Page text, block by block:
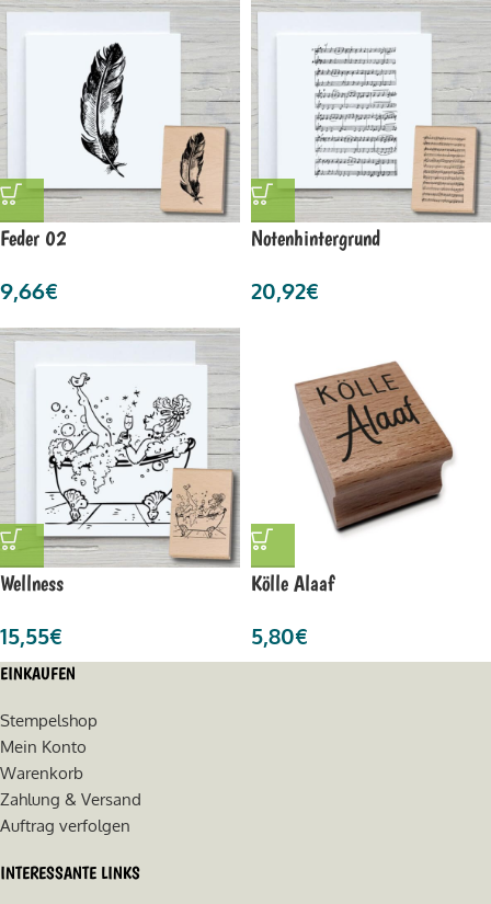
Feder 02
9,66€
Notenhintergrund
20,92€
Wellness
15,55€
Kölle Alaaf
5,80€
EINKAUFEN
Stempelshop
Mein Konto
Warenkorb
Zahlung & Versand
Auftrag verfolgen
INTERESSANTE LINKS